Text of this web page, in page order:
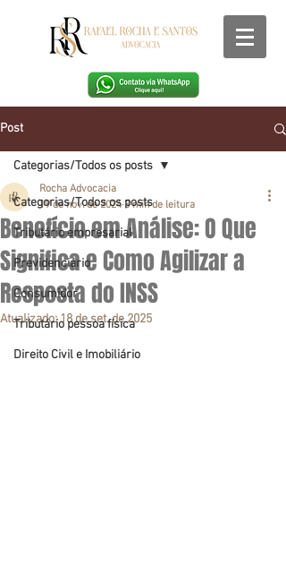
Post
Categorias/Todos os posts
Tributário empresarial
Previdenciário
Consumidor
Tributário pessoa física
Direito Civil e Imobiliário
Categorias/Todos os posts
Benefício em Análise: O Que
Significa e Como Agilizar a
Resposta do INSS
Rocha Advocacia
19 de nov. de 2024 3 min de leitura
Atualizado:18 de set. de 2025